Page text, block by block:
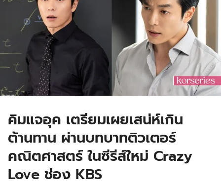
คิมแจอุค เตรียมเผยเสน่ห์เกิน
ต้านทาน ผ่านบทบาทติวเตอร์
คณิตศาสตร์ ในซีรีส์ใหม่ Crazy
Love ช่อง KBS